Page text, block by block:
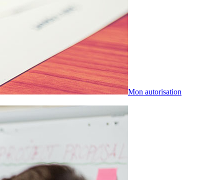
Mon autorisation